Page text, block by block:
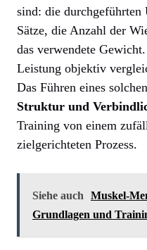
sind: die durchgeführten
Sätze, die Anzahl der
das verwendete
Leistung objektiv
Das Führen eines
Struktur und
Training von einem
zielgerichteten Prozess.
Siehe auch
Muskel-
Grundlagen und